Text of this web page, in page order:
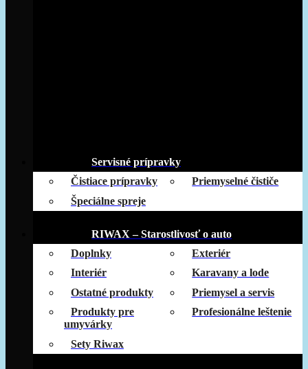
Servisné prípravky
Čistiace prípravky
Priemyselné čističe
Špeciálne spreje
RIWAX – Starostlivosť o auto
Doplnky
Exteriér
Interiér
Karavany a lode
Ostatné produkty
Priemysel a servis
Produkty pre
umyvárky
Profesionálne leštenie
Sety Riwax